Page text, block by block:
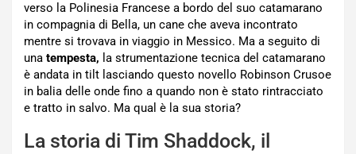
verso la Polinesia Francese a bordo del suo catamarano
in compagnia di Bella, un cane che aveva incontrato
mentre si trovava in viaggio in Messico. Ma a seguito di
una tempesta, la strumentazione tecnica del catamarano
è andata in tilt lasciando questo novello Robinson Crusoe
in balia delle onde fino a quando non è stato rintracciato
e tratto in salvo. Ma qual è la sua storia?
La storia di Tim Shaddock, il